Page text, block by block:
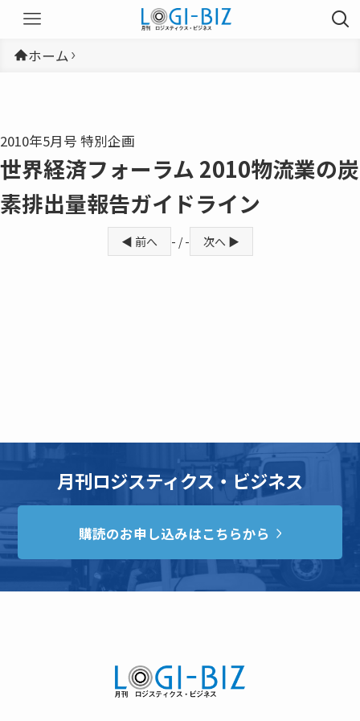
ホーム
2010年5月号 特別企画
世界経済フォーラム 2010物流業の炭
素排出量報告ガイドライン
◀ 前へ - / - 次へ ▶
月刊ロジスティクス・ビジネス
購読のお申し込みはこちらから